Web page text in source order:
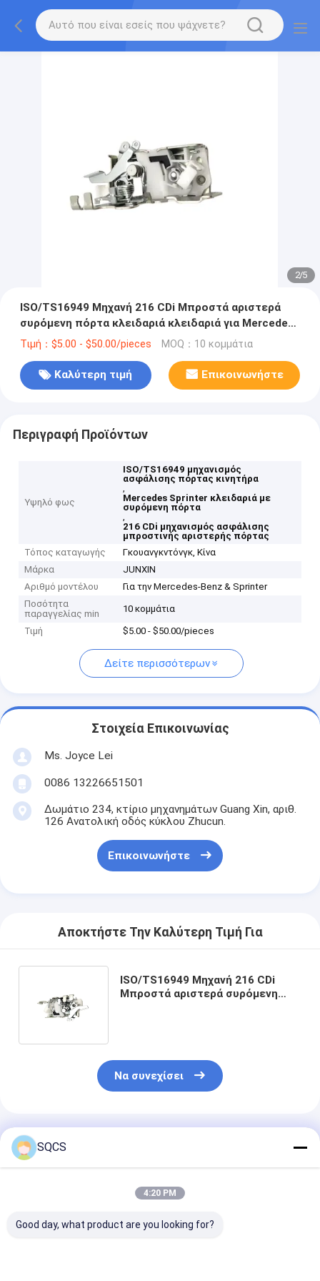
2/5
ISO/TS16949 Μηχανή 216 CDi Μπροστά αριστερά
συρόμενη πόρτα κλειδαριά κλειδαριά για Mercedes-
Sprinter
Τιμή：$5.00 - $50.00/pieces MOQ：10 κομμάτια
Καλύτερη τιμή Επικοινωνήστε
Περιγραφή Προϊόντων
Υψηλό φως
ISO/TS16949 μηχανισμός
ασφάλισης πόρτας κινητήρα
,
Mercedes Sprinter κλειδαριά με
συρόμενη πόρτα
,
216 CDi μηχανισμός ασφάλισης
μπροστινής αριστερής πόρτας
Τόπος καταγωγής
Γκουανγκντόνγκ, Κίνα
Μάρκα
JUNXIN
Αριθμό μοντέλου
Για την Mercedes-Benz & Sprinter
Ποσότητα
παραγγελίας min
10 κομμάτια
Τιμή $5.00 - $50.00/pieces
Δείτε περισσότερων
Στοιχεία Επικοινωνίας
Ms. Joyce Lei
0086 13226651501
Δωμάτιο 234, κτίριο μηχανημάτων Guang Xin, αριθ.
126 Ανατολική οδός κύκλου Zhucun.
Επικοινωνήστε
Αποκτήστε Την Καλύτερη Τιμή Για
ISO/TS16949 Μηχανή 216 CDi
Μπροστά αριστερά συρόμενη
Να συνεχίσει
Συνιστώμενα Προϊόντα
SQCS
4:20 PM
Good day, what product are you looking for?